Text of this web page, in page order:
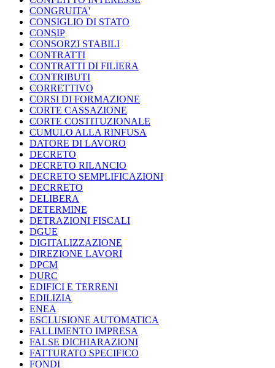
CONGRUITA'
CONSIGLIO DI STATO
CONSIP
CONSORZI STABILI
CONTRATTI
CONTRATTI DI FILIERA
CONTRIBUTI
CORRETTIVO
CORSI DI FORMAZIONE
CORTE CASSAZIONE
CORTE COSTITUZIONALE
CUMULO ALLA RINFUSA
DATORE DI LAVORO
DECRETO
DECRETO RILANCIO
DECRETO SEMPLIFICAZIONI
DECRRETO
DELIBERA
DETERMINE
DETRAZIONI FISCALI
DGUE
DIGITALIZZAZIONE
DIREZIONE LAVORI
DPCM
DURC
EDIFICI E TERRENI
EDILIZIA
ENEA
ESCLUSIONE AUTOMATICA
FALLIMENTO IMPRESA
FALSE DICHIARAZIONI
FATTURATO SPECIFICO
FONDI